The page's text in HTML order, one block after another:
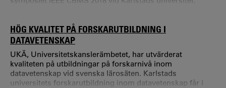
HÖG KVALITET PÅ FORSKARUTBILDNING I
DATAVETENSKAP
UKÄ, Universitetskanslerämbetet, har utvärderat
kvaliteten på utbildningar på forskarnivå inom
datavetenskap vid svenska lärosäten. Karlstads
universitets forskarutbildning inom datavetenskap får i